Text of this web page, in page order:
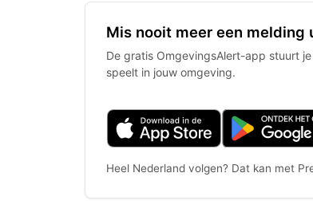
Mis nooit meer een melding
De gratis OmgevingsAlert-app stuurt
speelt in jouw omgeving.
Heel Nederland volgen? Dat kan met